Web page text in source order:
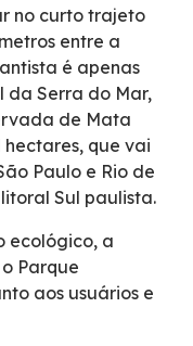
no curto trajeto
entre a
é apenas
da Serra do Mar,
de Mata
hectares, que vai
Paulo e Rio de
Sul paulista.
ecológico, a
Parque
aos usuários e